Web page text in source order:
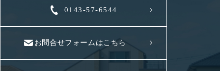
0143-57-6544
お問合せフォームはこちら